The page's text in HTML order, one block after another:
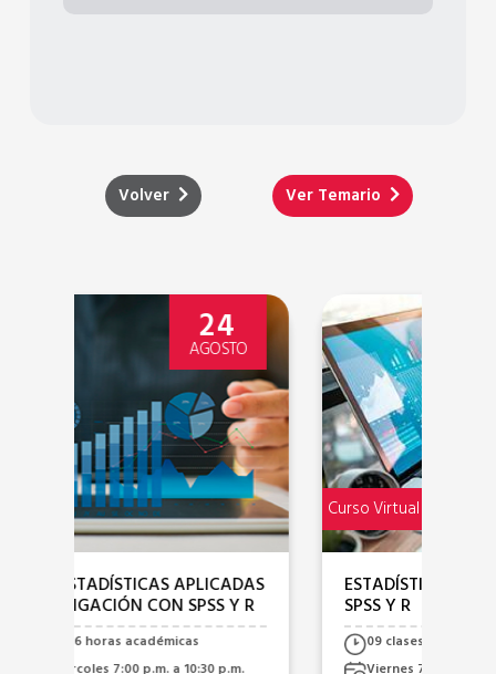
Volver Ver Temario
21
AGOSTO
Curso Virtual
ESTADÍSTICA MULTIVARIADA CON
SPSS Y R
09 clases - 36 horas académicas
Viernes 7:00 p.m. a 10:30 p.m. y Sábados